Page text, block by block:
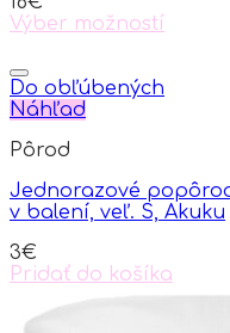
on
the
page
Výber možností
product
has
multiple
The
may
be
on
the
product
page
Do obľúbených
Náhľad
Pôrod
Jednorazové
v balení, veľ. S, Akuku
3€
Pridať do košíka